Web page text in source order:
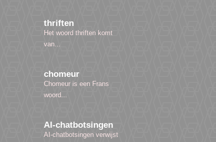
thriften
Het woord thriften komt
van...
chomeur
Chomeur is een Frans
woord...
AI-chatbotsingen
AI-chatbotsingen verwijst